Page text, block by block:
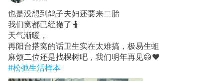
也是没想到鸽子夫妇还要来二胎
我们窝都已经撤了🤷
天气渐暖，
再阳台搭窝的话卫生实在太难搞，极易生蛆
麻烦二位还是找棵树吧，我们明年再见😅❤️
#松弛生活样本